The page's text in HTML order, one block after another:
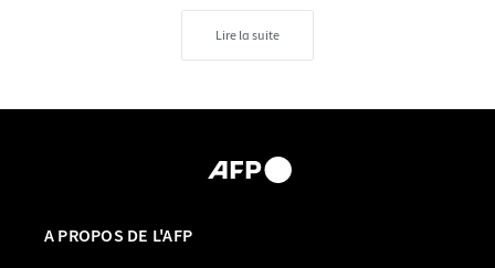
Lire la suite
A PROPOS DE L'AFP